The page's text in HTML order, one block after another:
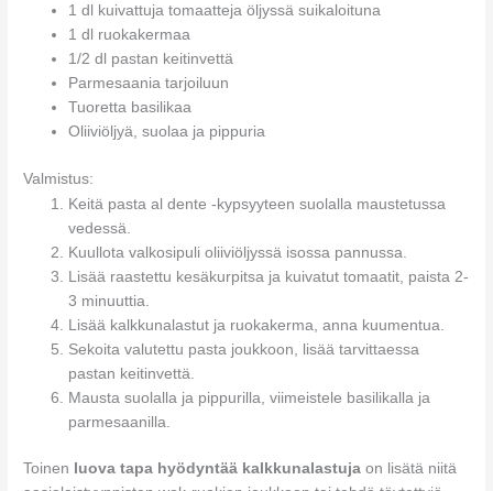
1 dl kuivattuja tomaatteja öljyssä suikaloituna
1 dl ruokakermaa
1/2 dl pastan keitinvettä
Parmesaania tarjoiluun
Tuoretta basilikaa
Oliiviöljyä, suolaa ja pippuria
Valmistus:
Keitä pasta al dente -kypsyyteen suolalla maustetussa
vedessä.
Kuullota valkosipuli oliiviöljyssä isossa pannussa.
Lisää raastettu kesäkurpitsa ja kuivatut tomaatit, paista 2-
3 minuuttia.
Lisää kalkkunalastut ja ruokakerma, anna kuumentua.
Sekoita valutettu pasta joukkoon, lisää tarvittaessa
pastan keitinvettä.
Mausta suolalla ja pippurilla, viimeistele basilikalla ja
parmesaanilla.
Toinen luova tapa hyödyntää kalkkunalastuja on lisätä niitä